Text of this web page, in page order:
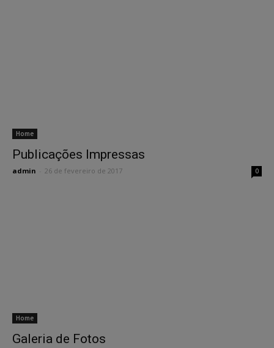
Home
Publicações Impressas
admin 26 de fevereiro de 2017 0
Home
Galeria de Fotos